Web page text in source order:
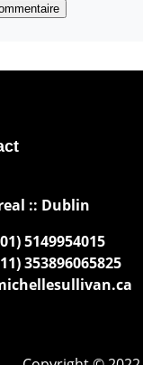
:: Dublin
5149954015
353896065825